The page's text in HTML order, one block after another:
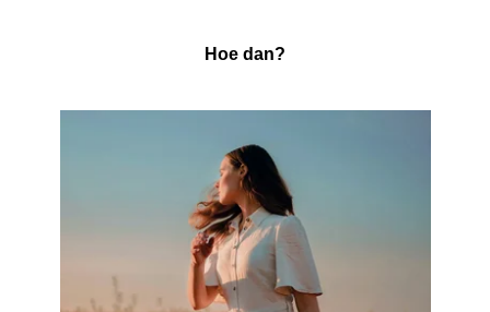
Hoe dan?